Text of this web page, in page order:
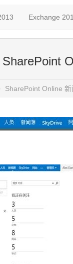
Exchange
SharePoint Online 新